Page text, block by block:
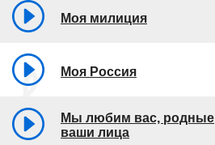
Моя милиция
Моя Россия
Мы любим вас, родные
ваши лица